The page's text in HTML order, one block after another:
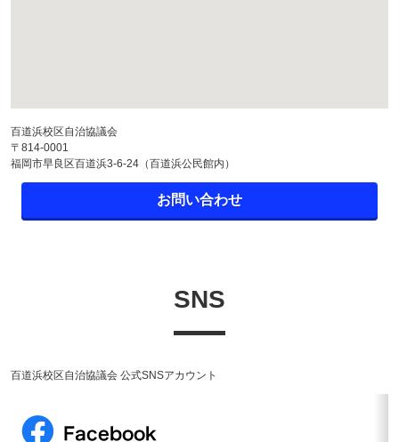
百道浜校区自治協議会
〒814-0001
福岡市早良区百道浜3-6-24（百道浜公民館内）
お問い合わせ
SNS
百道浜校区自治協議会 公式SNSアカウント